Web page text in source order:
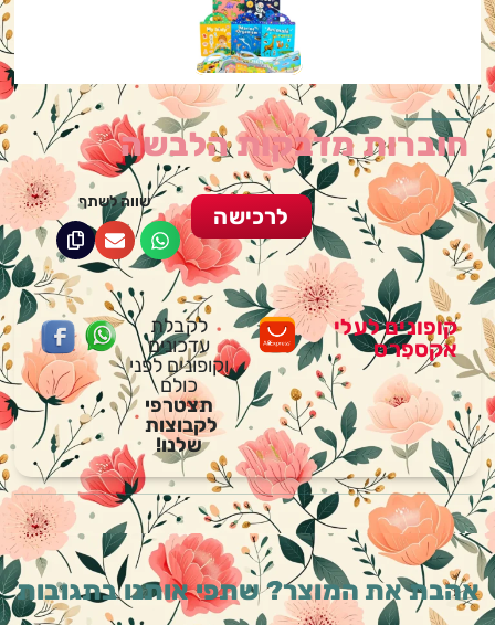
חוברות מדבקות הלבשה
שווה לשתף
לרכישה
לקבלת
עדכונים
וקופונים לפני
כולם
תצטרפי
לקבוצות
שלנו!
קופונים לעלי
אקספרס
אהבת את המוצר? שתפי אותנו בתגובות